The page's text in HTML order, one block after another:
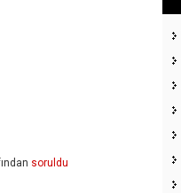
soruldu